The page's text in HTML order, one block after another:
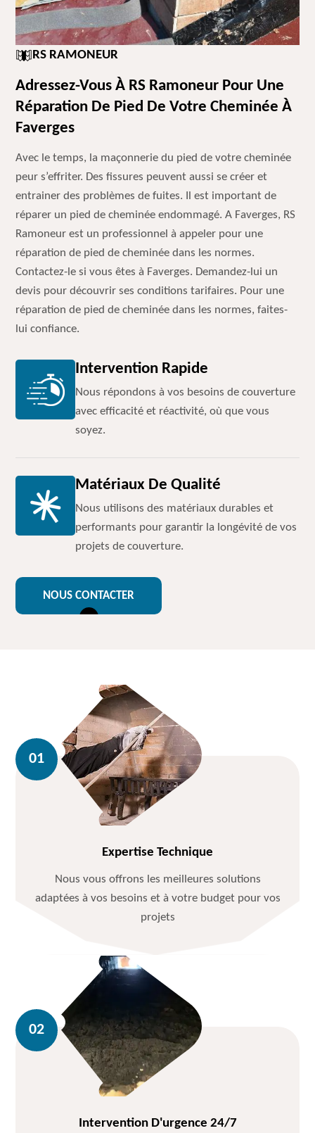
RS RAMONEUR
Adressez-Vous À RS Ramoneur Pour Une
Réparation De Pied De Votre Cheminée À
Faverges
Avec le temps, la maçonnerie du pied de votre cheminée
peur s’effriter. Des fissures peuvent aussi se créer et
entrainer des problèmes de fuites. Il est important de
réparer un pied de cheminée endommagé. A Faverges, RS
Ramoneur est un professionnel à appeler pour une
réparation de pied de cheminée dans les normes.
Contactez-le si vous êtes à Faverges. Demandez-lui un
devis pour découvrir ses conditions tarifaires. Pour une
réparation de pied de cheminée dans les normes, faites-
lui confiance.
Intervention Rapide
Nous répondons à vos besoins de couverture
avec efficacité et réactivité, où que vous
soyez.
Matériaux De Qualité
Nous utilisons des matériaux durables et
performants pour garantir la longévité de vos
projets de couverture.
NOUS CONTACTER
Expertise Technique
Nous vous offrons les meilleures solutions
adaptées à vos besoins et à votre budget pour vos
projets
Intervention D'urgence 24/7